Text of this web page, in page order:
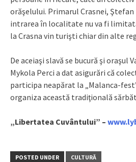
orăşelului. Primarul Crasnei,
intrarea în localitate nu va fi
la Crasna vin turişti chiar din alte
De aceiaşi slavă se bucură şi oraşul
Mykola Perci a dat asigurări că
participa neapărat la „Malanca-
organiza această tradiţională
„Libertatea Cuvântului” –
POSTED UNDER CULTURĂ